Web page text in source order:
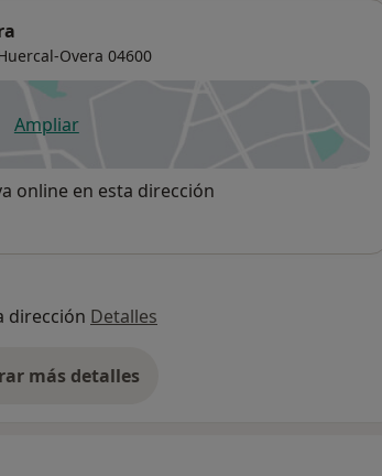
Overa 04600
Ampliarse abre en una nueva pestaña
online en esta dirección
dirección Detalles
más detalles
sobre la dirección